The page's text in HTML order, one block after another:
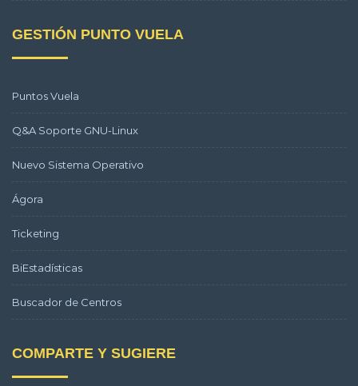
GESTIÓN PUNTO VUELA
Puntos Vuela
Q&A Soporte GNU-Linux
Nuevo Sistema Operativo
Ágora
Ticketing
BiEstadísticas
Buscador de Centros
COMPARTE Y SUGIERE